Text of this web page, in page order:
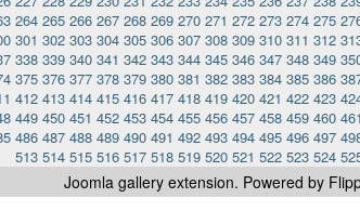
264 265 266 267 268 269 270 271 272 273 274 275
301 302 303 304 305 306 307 308 309 310 311 312
338 339 340 341 342 343 344 345 346 347 348 349
375 376 377 378 379 380 381 382 383 384 385 386
412 413 414 415 416 417 418 419 420 421 422 423
449 450 451 452 453 454 455 456 457 458 459 460 461
486 487 488 489 490 491 492 493 494 495 496 497
513 514 515 516 517 518 519 520 521 522 523 524
Joomla gallery extension. Powered by